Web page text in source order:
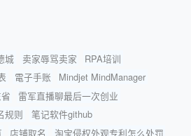
城 卖家辱骂卖家
RPA培训
電子手账
Mindjet MindManager
雷军直播聊最后一次创业
规则
笔记软件github
店铺取名
淘宝侵权外观专利怎么处罚